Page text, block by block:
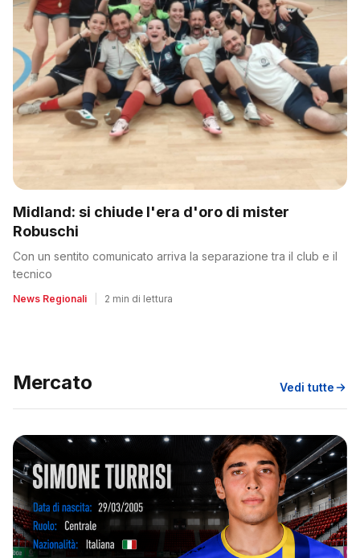
Midland: si chiude l'era d'oro di mister
Robuschi
Con un sentito comunicato arriva la separazione tra il club e il
tecnico
News Regionali 2 min di lettura
Mercato Vedi tutte